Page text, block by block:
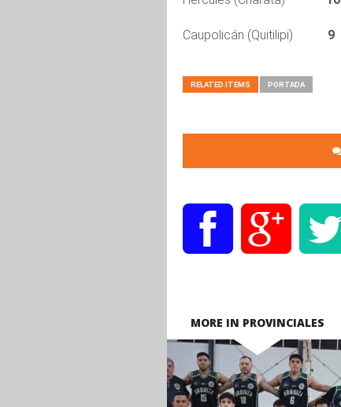
Caupolicán (Quitilipi) 9
RELATED ITEMS PORTADA
MORE IN PROVINCIALES